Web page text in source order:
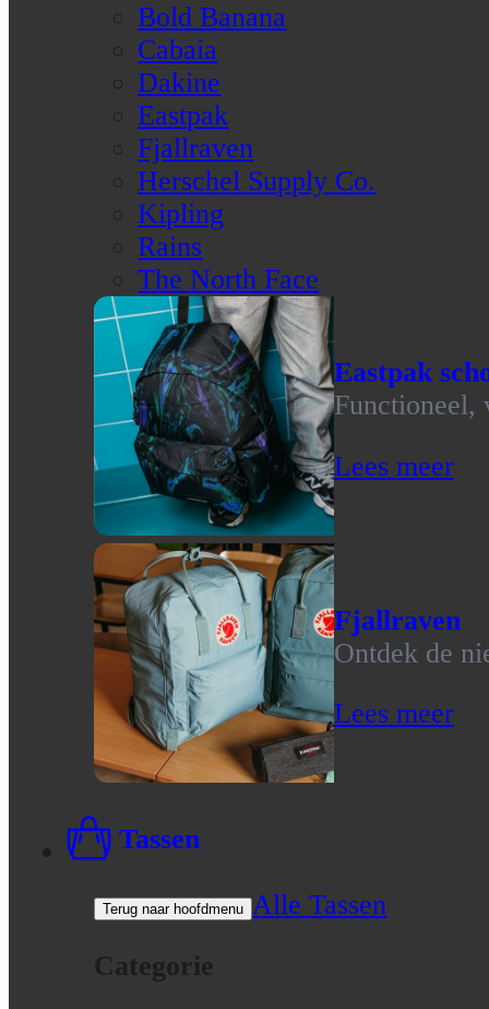
Bold Banana
Cabaia
Dakine
Eastpak
Fjallraven
Herschel Supply Co.
Kipling
Rains
The North Face
Eastpak
Functioneel,
Lees meer
Fjallraven
Ontdek de
Lees meer
Tassen
Terug naar hoofdmenu Alle Tassen
Categorie